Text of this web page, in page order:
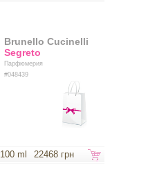
Brunello Cucinelli
Segreto
Парфюмерия
#048439
100 ml 22468 грн